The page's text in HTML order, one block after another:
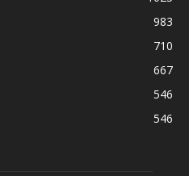
983
710
667
546
546